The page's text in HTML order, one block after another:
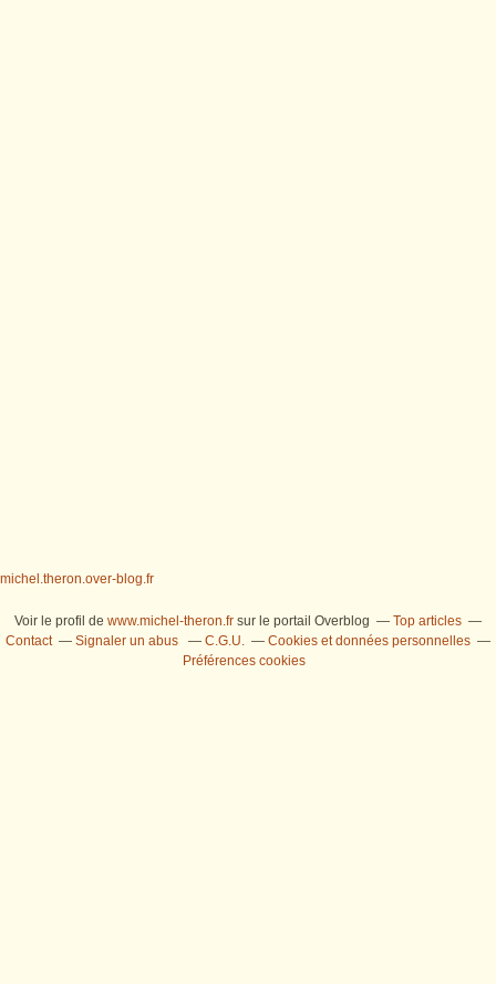
michel.theron.over-blog.fr
Voir le profil de www.michel-theron.fr sur le portail Overblog
Top articles
Contact
Signaler un abus C.G.U.
Cookies et données personnelles
Préférences cookies